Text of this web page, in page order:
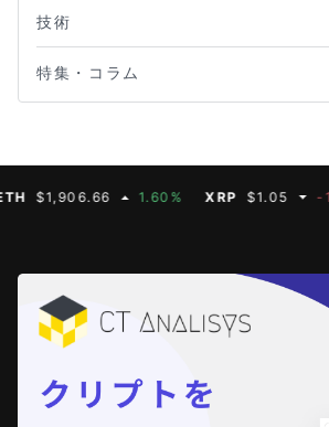
技術
特集・コラム
1.60% XRP $1.05 -